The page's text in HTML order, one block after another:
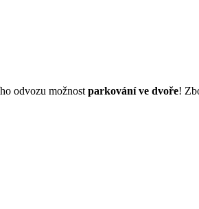
odvozu možnost parkování ve dvoře!